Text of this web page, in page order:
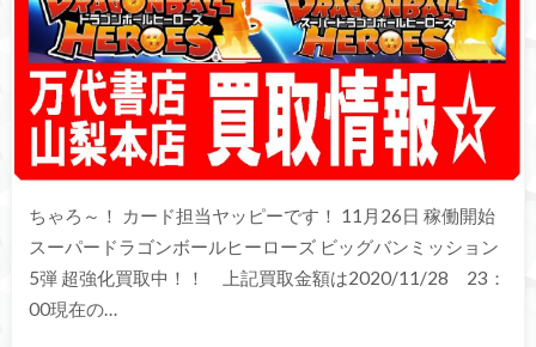
ちゃろ～！ カード担当ヤッピーです！ 11月26日 稼働開始
スーパードラゴンボールヒーローズ ビッグバンミッション
5弾 超強化買取中！！ 上記買取金額は2020/11/28 23：
00現在の…